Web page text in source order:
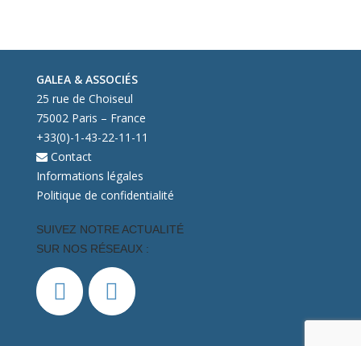
GALEA & ASSOCIÉS
25 rue de Choiseul
75002 Paris – France
+33(0)-1-43-22-11-11
Contact
Informations légales
Politique de confidentialité
SUIVEZ NOTRE ACTUALITÉ
SUR NOS RÉSEAUX :